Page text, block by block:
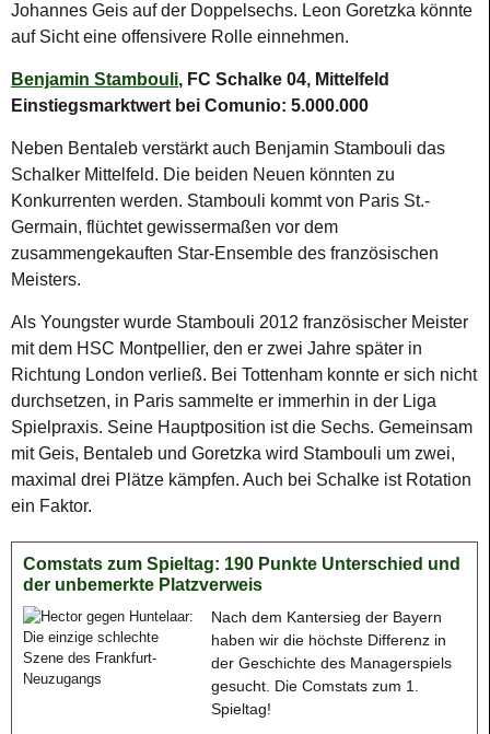
Johannes Geis auf der Doppelsechs. Leon Goretzka könnte
auf Sicht eine offensivere Rolle einnehmen.
Benjamin Stambouli, FC Schalke 04, Mittelfeld
Einstiegsmarktwert bei Comunio: 5.000.000
Neben Bentaleb verstärkt auch Benjamin Stambouli das
Schalker Mittelfeld. Die beiden Neuen könnten zu
Konkurrenten werden. Stambouli kommt von Paris St.-
Germain, flüchtet gewissermaßen vor dem
zusammengekauften Star-Ensemble des französischen
Meisters.
Als Youngster wurde Stambouli 2012 französischer Meister
mit dem HSC Montpellier, den er zwei Jahre später in
Richtung London verließ. Bei Tottenham konnte er sich nicht
durchsetzen, in Paris sammelte er immerhin in der Liga
Spielpraxis. Seine Hauptposition ist die Sechs. Gemeinsam
mit Geis, Bentaleb und Goretzka wird Stambouli um zwei,
maximal drei Plätze kämpfen. Auch bei Schalke ist Rotation
ein Faktor.
Comstats zum Spieltag: 190 Punkte Unterschied und
der unbemerkte Platzverweis
Nach dem Kantersieg der Bayern
haben wir die höchste Differenz in
der Geschichte des Managerspiels
gesucht. Die Comstats zum 1.
Spieltag!